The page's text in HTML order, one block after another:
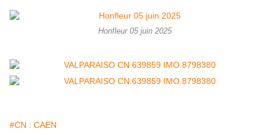
Honfleur 05 juin 2025
#CN : CAEN